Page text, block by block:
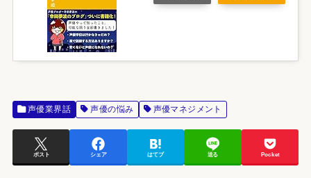
声優業界話 声優の悩み 声優マネジメント
ポスト シェア はてブ 送る Pocket